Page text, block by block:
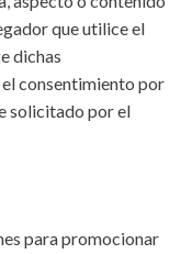
que utilice el
dichas
consentimiento por
solicitado por el
para promocionar